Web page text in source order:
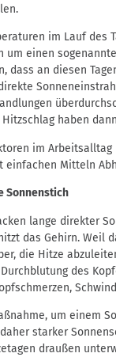
im Lauf des
um einen
dass an diesen
haben
im Arbeitsalltag
einfachen Mitteln
Sonnenstich
lange direkter
das Gehirn. Weil
die Hitze
des
um einem
starker
draußen